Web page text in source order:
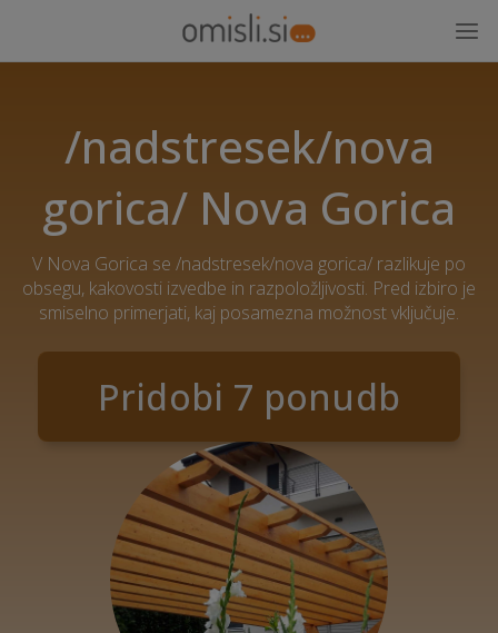
/nadstresek/nova
gorica/ Nova Gorica
V Nova Gorica se /nadstresek/nova gorica/ razlikuje po
obsegu, kakovosti izvedbe in razpoložljivosti. Pred izbiro je
smiselno primerjati, kaj posamezna možnost vključuje.
Pridobi 7 ponudb